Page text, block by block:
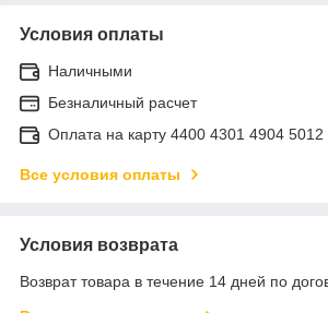
Условия оплаты
Наличными
Безналичный расчет
Оплата на карту 4400 4301 4904 5012
Все условия оплаты
Условия возврата
Возврат товара в течение 14 дней по